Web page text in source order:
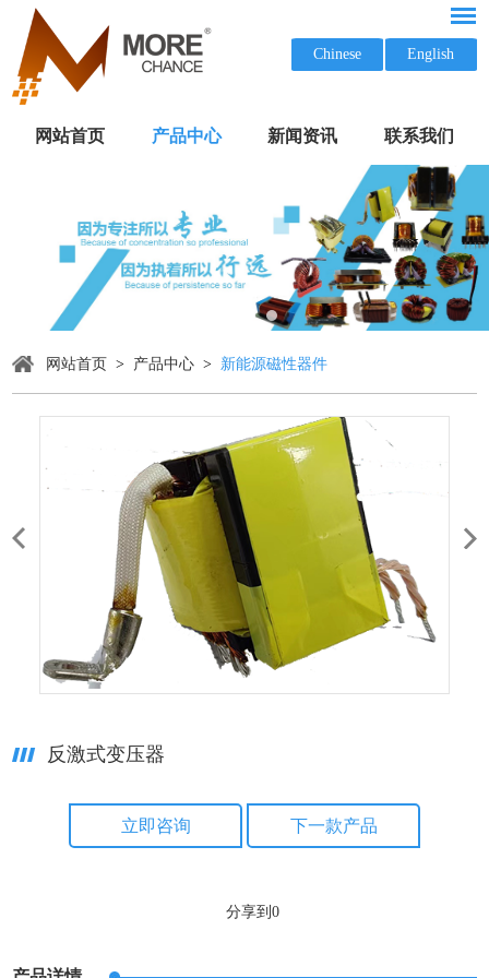
Chinese English
网站首页 产品中心 新闻资讯 联系我们
网站首页 > 产品中心 > 新能源磁性器件
反激式变压器
立即咨询 下一款产品
分享到 0